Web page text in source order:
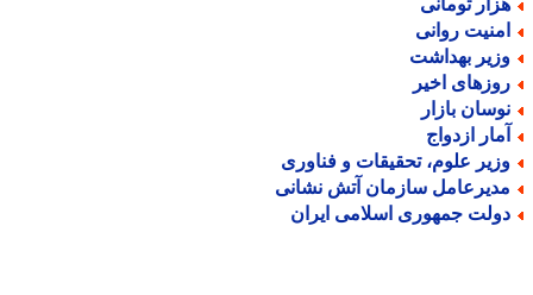
تومانی
روانی
بهداشت
اخیر
بازار
ازدواج
علوم، تحقیقات و فناوری
سازمان آتش نشانی
جمهوری اسلامی ایران